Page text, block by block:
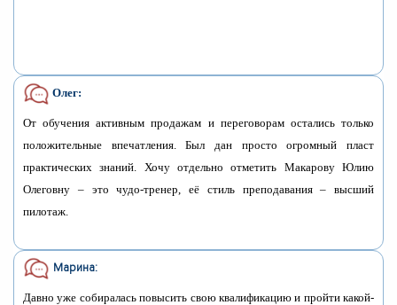
Олег:
От обучения активным продажам и переговорам остались только
положительные впечатления. Был дан просто огромный пласт
практических знаний. Хочу отдельно отметить Макарову Юлию
Олеговну – это чудо-тренер, её стиль преподавания – высший
пилотаж.
Марина:
Давно уже собиралась повысить свою квалификацию и пройти какой-